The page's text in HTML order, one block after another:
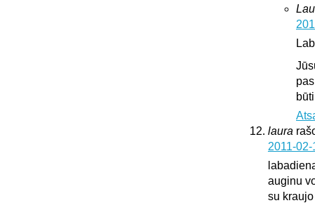
laura
2011-
auginu
su